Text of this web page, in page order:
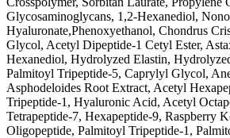
Glycosaminoglycans, 1,2-Hexanediol,
Hyaluronate,Phenoxyethanol, Chondrus
Glycol, Acetyl Dipeptide-1 Cetyl Ester,
Hexanediol, Hydrolyzed Elastin,
Palmitoyl Tripeptide-5, Caprylyl Glycol,
Asphodeloides Root Extract, Acetyl
Tripeptide-1, Hyaluronic Acid, Acetyl
Tetrapeptide-7, Hexapeptide-9, Raspberry
Oligopeptide, Palmitoyl Tripeptide-1,